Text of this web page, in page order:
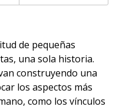
de pequeñas
una sola historia.
construyendo una
los aspectos más
como los vínculos